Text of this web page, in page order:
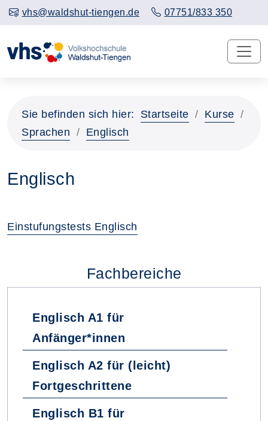
vhs@waldshut-tiengen.de 07751/833 350
Sie befinden sich hier: Startseite
Kurse
Sprachen
Englisch
Englisch
Einstufungstests Englisch
Fachbereiche
Englisch A1 für
Anfänger*innen
Englisch A2 für (leicht)
Fortgeschrittene
Englisch B1 für